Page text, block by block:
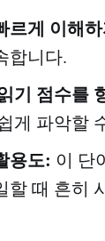
르게 이해
합니다.
기 점수를
게 파악할
용도: 이 단
할 때 흔히